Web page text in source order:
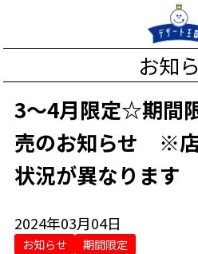
お知
3～4月限定☆期間
売のお知らせ ※
状況が異なります
2024年03月04日
お知らせ 期間限定